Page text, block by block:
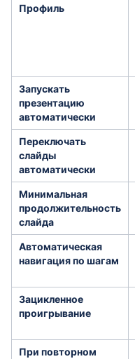
Профиль
Запускать
презентацию
автоматически
Переключать
слайды
автоматически
Минимальная
продолжительность
слайда
Автоматическая
навигация по шагам
Зацикленное
проигрывание
При повторном